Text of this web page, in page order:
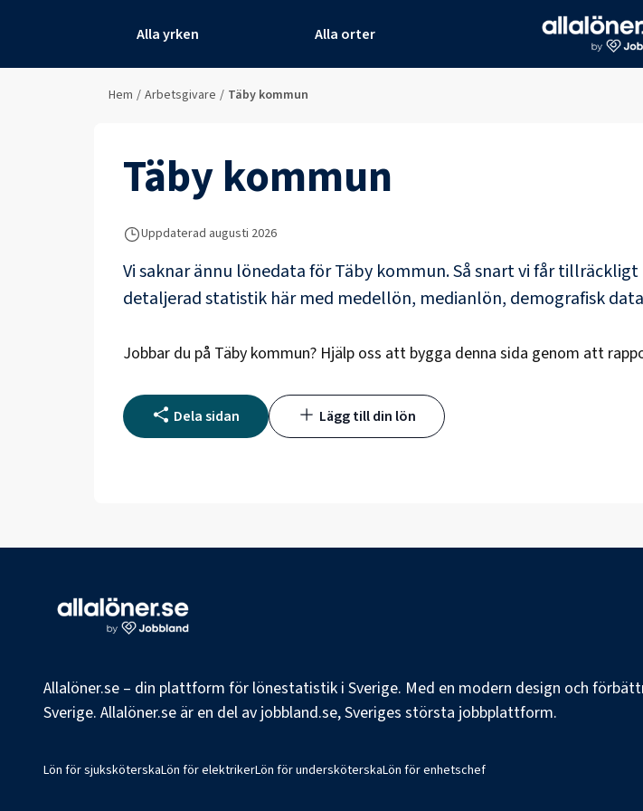
Alla yrken Alla orter
Hem / Arbetsgivare / Täby kommun
Täby kommun
Uppdaterad augusti 2026
Vi saknar ännu lönedata förTäby kommun. Så snart vi får
detaljerad statistik här med medellön, medianlön, demografisk
Jobbar du på Täby kommun? Hjälp oss att bygga denna sida genom att
Dela sidan Lägg till din lön
Allalöner.se – din plattform för lönestatistik i Sverige. Med en modern design och
Sverige. Allalöner.se är en del av jobbland.se, Sveriges största jobbplattform.
Lön för sjuksköterskaLön för elektrikerLön för undersköterskaLön för enhetschef